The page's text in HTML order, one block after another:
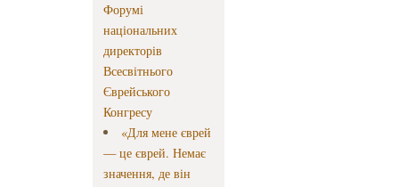
Форумі
національних
директорів
Всесвітнього
Єврейського
Конгресу
«Для мене єврей
— це єврей. Немає
значення, де він